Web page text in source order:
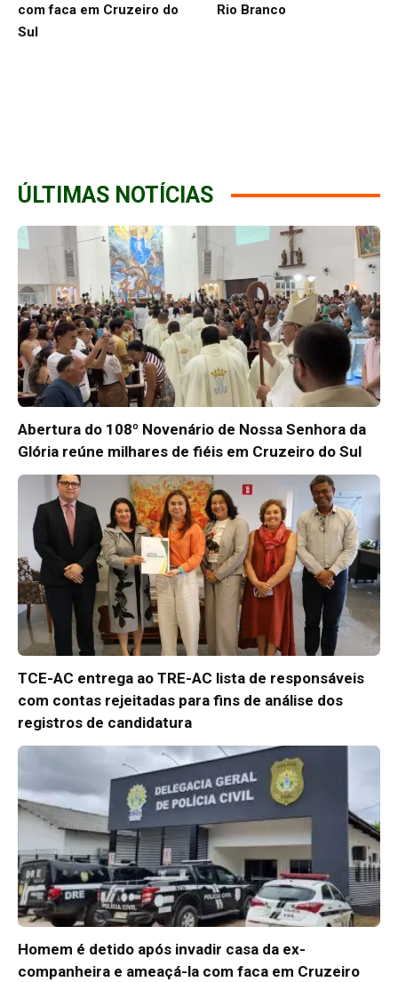
com faca em Cruzeiro do
Sul
Rio Branco
ÚLTIMAS NOTÍCIAS
Abertura do 108º Novenário de Nossa Senhora da
Glória reúne milhares de fiéis em Cruzeiro do Sul
TCE-AC entrega ao TRE-AC lista de responsáveis
com contas rejeitadas para fins de análise dos
registros de candidatura
Homem é detido após invadir casa da ex-
companheira e ameaçá-la com faca em Cruzeiro